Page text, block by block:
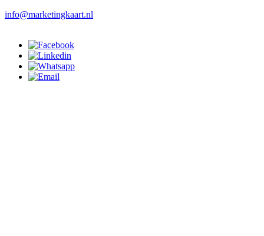
info@marketingkaart.nl